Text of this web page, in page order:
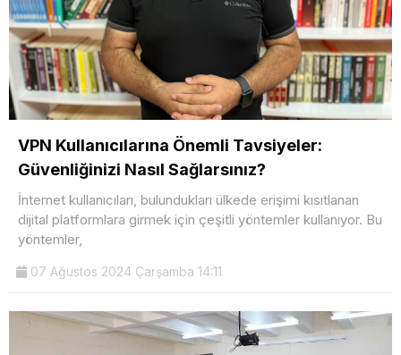
VPN Kullanıcılarına Önemli Tavsiyeler:
Güvenliğinizi Nasıl Sağlarsınız?
İnternet kullanıcıları, bulundukları ülkede erişimi kısıtlanan
dijital platformlara girmek için çeşitli yöntemler kullanıyor. Bu
yöntemler,
07 Ağustos 2024 Çarşamba 14:11